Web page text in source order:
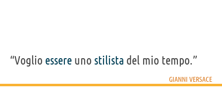
“Voglio essere uno stilista del mio tempo.”
GIANNI VERSACE